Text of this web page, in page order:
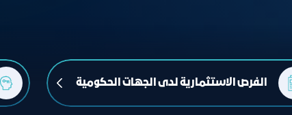
الفرص الاستثمارية لدى الجهات الحكومية